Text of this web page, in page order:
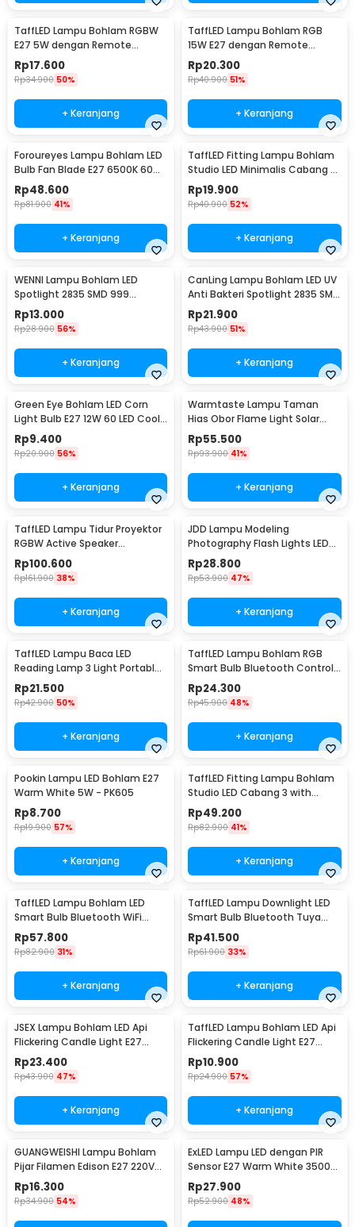
TaffLED Lampu Bohlam RGBW
E27 5W dengan Remote
Control - A60
Rp17.600
Rp34.900 50%
+ Keranjang
TaffLED Lampu Bohlam RGB
15W E27 dengan Remote
Control - B5
Rp20.300
Rp40.900 51%
+ Keranjang
Foroureyes Lampu Bohlam LED
Bulb Fan Blade E27 6500K 60W
- KK-2560
Rp48.600
Rp81.900 41%
+ Keranjang
TaffLED Fitting Lampu Bohlam
Studio LED Minimalis Cabang 4
E27 220V - HU-400
Rp19.900
Rp40.900 52%
+ Keranjang
WENNI Lampu Bohlam LED
Spotlight 2835 SMD 999
Lumens 180 Degree 9W E27
Rp13.000
Rp28.900 56%
+ Keranjang
CanLing Lampu Bohlam LED UV
Anti Bakteri Spotlight 2835 SMD
220V E27 - D3-F3-01
Rp21.900
Rp43.900 51%
+ Keranjang
Green Eye Bohlam LED Corn
Light Bulb E27 12W 60 LED Cool
White - E262
Rp9.400
Rp20.900 56%
+ Keranjang
Warmtaste Lampu Taman
Hias Obor Flame Light Solar
IP65 Warm White - YMJ010
Rp55.500
Rp93.900 41%
+ Keranjang
TaffLED Lampu Tidur Proyektor
RGBW Active Speaker
Bluetooth Remote - BL-XK01
Rp100.600
Rp161.900 38%
+ Keranjang
JDD Lampu Modeling
Photography Flash Lights LED
E27 150W Warm White - jD01
Rp28.800
Rp53.900 47%
+ Keranjang
TaffLED Lampu Baca LED
Reading Lamp 3 Light Portable
Cool White - EF168
Rp21.500
Rp42.900 50%
+ Keranjang
TaffLED Lampu Bohlam RGB
Smart Bulb Bluetooth Control
E27 800Lumen 10W - TY-10W
Rp24.300
Rp45.900 48%
+ Keranjang
Pookin Lampu LED Bohlam E27
Warm White 5W - PK605
Rp8.700
Rp19.900 57%
+ Keranjang
TaffLED Fitting Lampu Bohlam
Studio LED Cabang 3 with
Switch 220V E27 - HU-300
Rp49.200
Rp82.900 41%
+ Keranjang
TaffLED Lampu Bohlam LED
Smart Bulb Bluetooth WiFi
RGBCW E27 220V 9W - A60
Rp57.800
Rp82.900 31%
+ Keranjang
TaffLED Lampu Downlight LED
Smart Bulb Bluetooth Tuya
10W RGBCW - A61
Rp41.500
Rp61.900 33%
+ Keranjang
JSEX Lampu Bohlam LED Api
Flickering Candle Light E27
Warm White 3W - CB3
Rp23.400
Rp43.900 47%
+ Keranjang
TaffLED Lampu Bohlam LED Api
Flickering Candle Light E27
Orange 3W - OM-BB-3W
Rp10.900
Rp24.900 57%
+ Keranjang
GUANGWEISHI Lampu Bohlam
Pijar Filamen Edison E27 220V
4W - ST64
Rp16.300
Rp34.900 54%
ExLED Lampu LED dengan PIR
Sensor E27 Warm White 3500K
12W - Ex01
Rp27.900
Rp52.900 48%